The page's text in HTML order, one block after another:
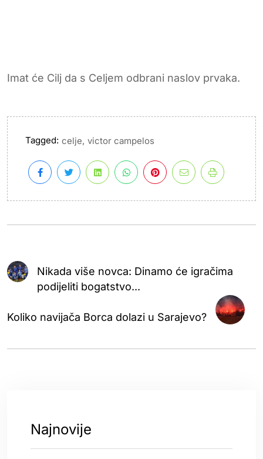
Imat će Cilj da s Celjem odbrani naslov prvaka.
Tagged: celje, victor campelos
Nikada više novca: Dinamo će igračima
podijeliti bogatstvo...
Koliko navijača Borca dolazi u Sarajevo?
Najnovije